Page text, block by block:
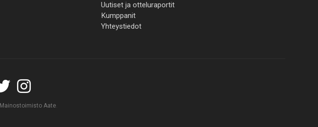
Uutiset ja otteluraportit
Kumppanit
Yhteystiedot
Mainostoimisto Aate.